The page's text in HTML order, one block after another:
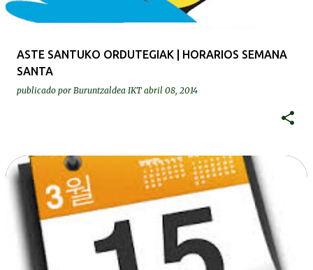
ASTE SANTUKO ORDUTEGIAK | HORARIOS SEMANA
SANTA
publicado por Buruntzaldea IKT abril 08, 2014